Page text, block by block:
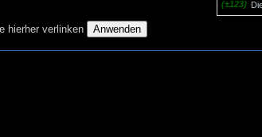
(±123)
hierher verlinken